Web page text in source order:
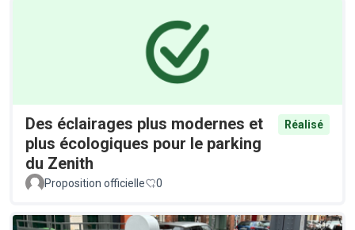
Des éclairages plus modernes et
plus écologiques pour le parking
du Zenith
Réalisé
Proposition officielle 0